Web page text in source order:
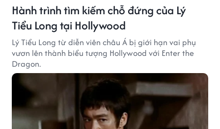
Hành trình tìm kiếm chỗ đứng của Lý
Tiểu Long tại Hollywood
Lý Tiểu Long từ diễn viên châu Á bị giới hạn vai phụ
vươn lên thành biểu tượng Hollywood với Enter the
Dragon.